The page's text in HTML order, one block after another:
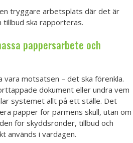
tryggare arbetsplats där det är
ska rapporteras.
pappersarbete och
vara motsatsen – det ska förenkla.
dokument eller undra vem
systemet allt på ett ställe. Det
papper för pärmens skull, utan om
för skyddsronder, tillbud och
används i vardagen.